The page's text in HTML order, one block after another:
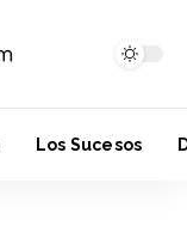
Los Sucesos